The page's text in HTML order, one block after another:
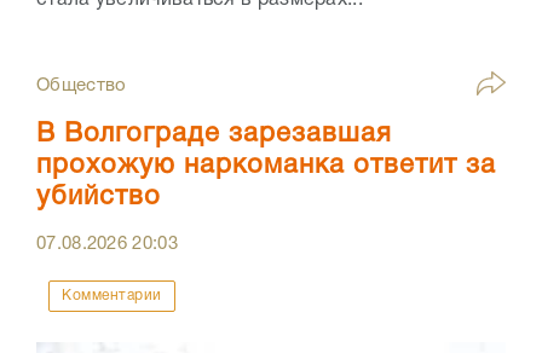
Общество
В Волгограде зарезавшая
прохожую наркоманка ответит за
убийство
07.08.202620:03
Комментарии